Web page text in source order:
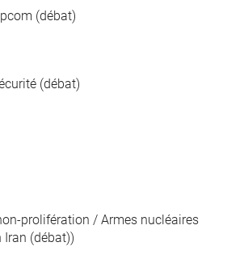
(débat)
(débat)
prolifération / Armes nucléaires
Iran (débat))